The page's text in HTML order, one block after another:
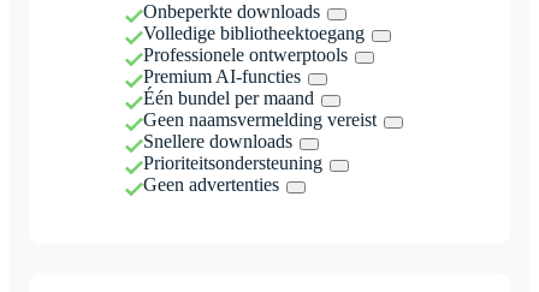
Onbeperkte downloads
Volledige bibliotheektoegang
Professionele ontwerptools
Premium AI-functies
Één bundel per maand
Geen naamsvermelding vereist
Snellere downloads
Prioriteitsondersteuning
Geen advertenties